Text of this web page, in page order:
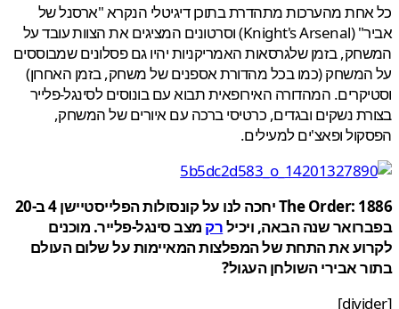
מהערכות מתהדרת בתוכן דיגיטלי הנקרא "ארסנל של
אביר" (Knight's Arsenal) וסרטונים המציגים את הצוות עובד על
בזמן שלגרסאות האמריקניות יהיו גם פסלונים שמבוססים
(כמו בכל מהדורת אספנים של משחק, בזמן האחרון)
המהדורה האירופאית תבוא עם בונוסים לסינגל-פלייר
נשקים ובגדים, כרטיסי ברכה עם איורים של המשחק,
ופאצ'ים למעילים.
The Order: 1886 יחכה לנו על קונסולות הפלייסטיישן 4 ב-20
שנה הבאה, ויכילרקמצב סינגל-פלייר. מוכנים
את התחת של המפלצות המאיימות על שלום העולם
אבירי השולחן העגול?